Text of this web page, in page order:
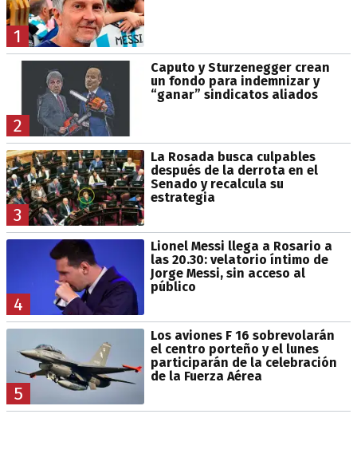
1
2
Caputo y Sturzenegger crean
un fondo para indemnizar y
“ganar” sindicatos aliados
3
La Rosada busca culpables
después de la derrota en el
Senado y recalcula su
estrategia
4
Lionel Messi llega a Rosario a
las 20.30: velatorio íntimo de
Jorge Messi, sin acceso al
público
5
Los aviones F 16 sobrevolarán
el centro porteño y el lunes
participarán de la celebración
de la Fuerza Aérea